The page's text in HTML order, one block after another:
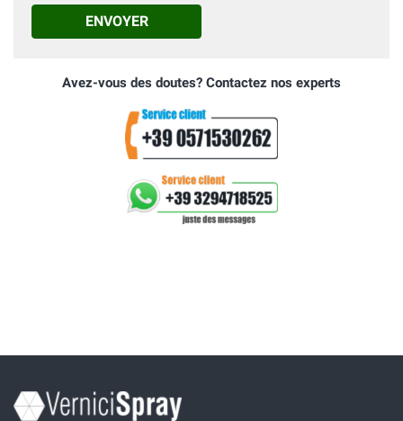
ENVOYER
Avez-vous des doutes? Contactez nos experts